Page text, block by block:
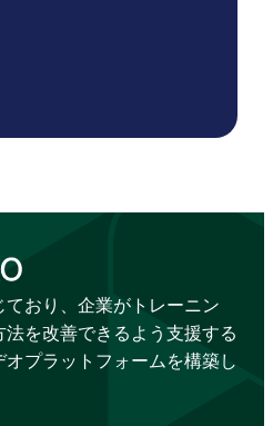
おり、企業がトレーニン
を改善できるよう支援する
プラットフォームを構築し